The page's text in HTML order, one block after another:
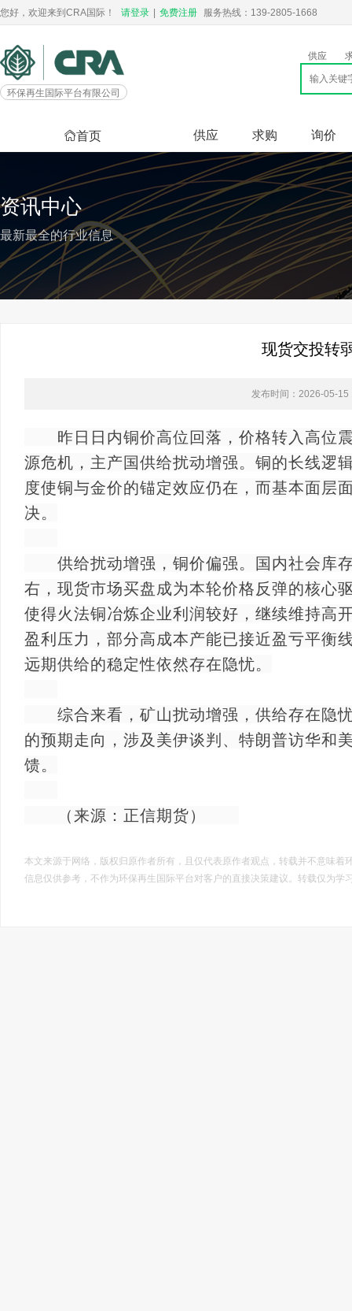
您好，欢迎来到CRA国际！ 请登录 免费注册 服务热线：139-2805-1668
环保再生国际平台有限公司
供应
首页 供应 求购 询价
资讯中心
最新最全的行业信息
现货交投转
发布时间：2026-05-
昨日日内铜价高位回落，价格转入高位
源危机，主产国供给扰动增强。铜的长线逻
度使铜与金价的锚定效应仍在，而基本面层
决。
供给扰动增强，铜价偏强。国内社会库
右，现货市场买盘成为本轮价格反弹的核心
使得火法铜冶炼企业利润较好，继续维持高
盈利压力，部分高成本产能已接近盈亏平衡
远期供给的稳定性依然存在隐忧。
综合来看，矿山扰动增强，供给存在隐
的预期走向，涉及美伊谈判、特朗普访华和
馈。
（来源：正信期货）
本文来源于网络，版权归原作者所有，且仅代表原作者观点，转载并不意味
信息仅供参考，不作为环保再生国际平台对客户的直接决策建议。转载仅为